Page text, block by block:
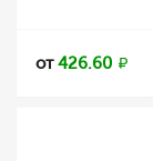
от426.60